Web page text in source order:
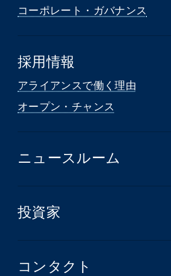
コーポレート・ガバナンス
採用情報
アライアンスで働く理由
オープン・チャンス
ニュースルーム
投資家
コンタクト